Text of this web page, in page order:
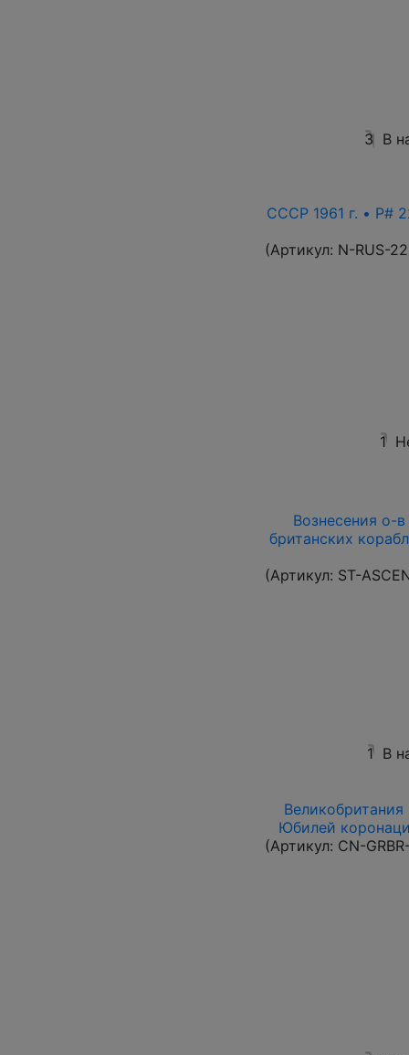
3 В
СССР 1961 г. • P#
(Артикул: N-RUS-
1
Вознесения о-
британских
(Артикул: ST-
1 В
Юбилей
(Артикул: CN-